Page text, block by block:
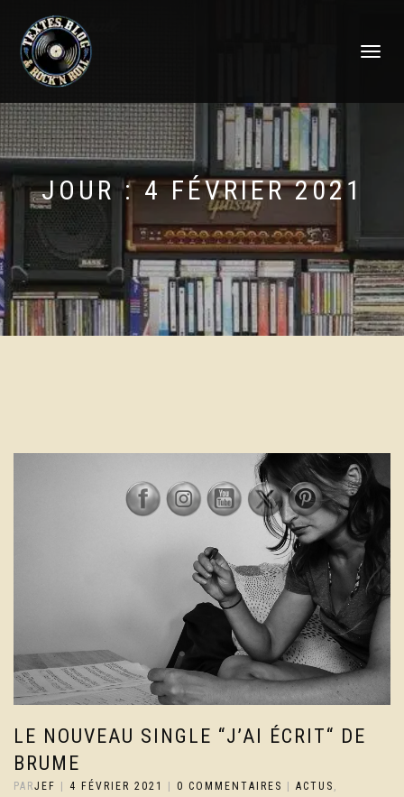
DÉPLIER
JOUR :4 FÉVRIER 2021
LE NOUVEAU SINGLE “J’AI ÉCRIT“ DE
BRUME
PARJEF | 4 FÉVRIER 2021 | 0 COMMENTAIRES | ACTUS